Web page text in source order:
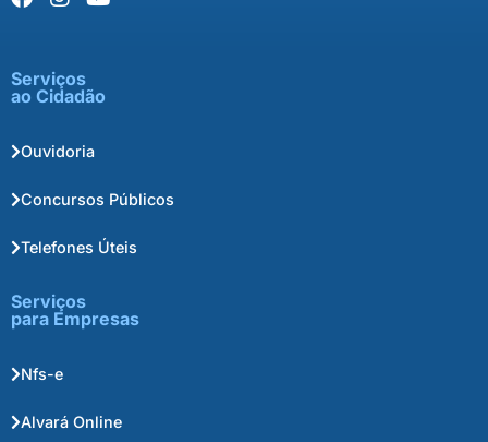
Serviços
ao Cidadão
Ouvidoria
Concursos Públicos
Telefones Úteis
Serviços
para Empresas
Nfs-e
Alvará Online